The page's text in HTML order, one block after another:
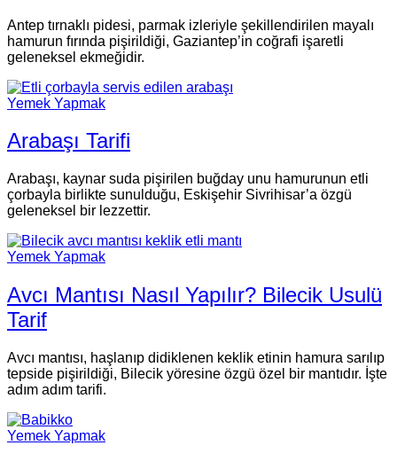
Antep tırnaklı pidesi, parmak izleriyle şekillendirilen mayalı
hamurun fırında pişirildiği, Gaziantep’in coğrafi işaretli
geleneksel ekmeğidir.
Yemek Yapmak
Arabaşı Tarifi
Arabaşı, kaynar suda pişirilen buğday unu hamurunun etli
çorbayla birlikte sunulduğu, Eskişehir Sivrihisar’a özgü
geleneksel bir lezzettir.
Yemek Yapmak
Avcı Mantısı Nasıl Yapılır? Bilecik Usulü
Tarif
Avcı mantısı, haşlanıp didiklenen keklik etinin hamura sarılıp
tepside pişirildiği, Bilecik yöresine özgü özel bir mantıdır. İşte
adım adım tarifi.
Yemek Yapmak